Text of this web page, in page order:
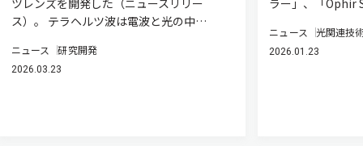
ツレンズを開発した（ニュースリリー
ス）。 テラヘルツ波は電波と光の中…
ニュース 研究開発
2026.03.23
ラー」、「Ophir
ニュース 光関連技
2026.01.23